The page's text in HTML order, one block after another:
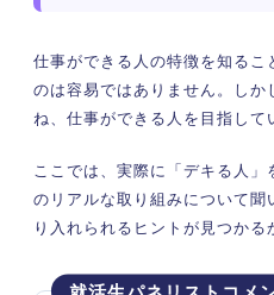
仕事ができる人の特徴を知るこ
のは容易ではありません。しか
ね、仕事ができる人を目指して
ここでは、実際に「デキる人」
のリアルな取り組みについて聞
り入れられるヒントが見つかる